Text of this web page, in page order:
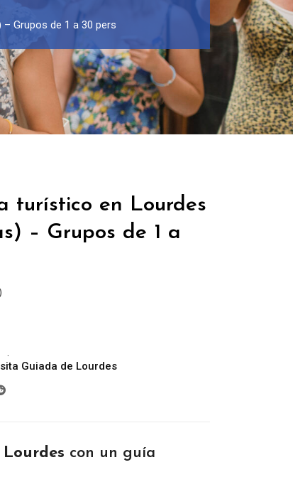
Grupos de 1 a 30 pers
turístico en Lourdes
– Grupos de 1 a
Guiada de Lourdes
Lourdes con un guía